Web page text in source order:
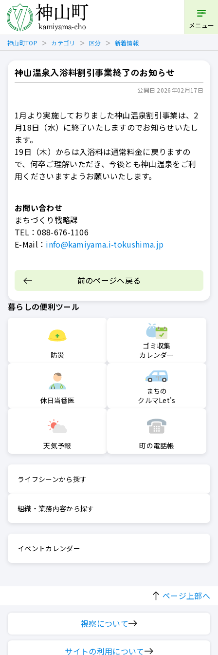
メニュー
神山町TOP カテゴリ 区分 新着情報
神山温泉入浴料割引事業終了のお知らせ
公開日 2026年02月17日
1月より実施しておりました神山温泉割引事業は、2
月18日（水）に終了いたしますのでお知らせいたし
ます。
19日（木）からは入浴料は通常料金に戻りますの
で、何卒ご理解いただき、今後とも神山温泉をご利
用くださいますようお願いいたします。
お問い合わせ
まちづくり戦略課
TEL：088-676-1106
E-Mail： info@kamiyama.i-tokushima.jp
前のページへ戻る
暮らしの便利ツール
防災
ゴミ収集
カレンダー
休日当番医
まちの
クルマLet's
天気予報 町の電話帳
ライフシーンから探す
組織・業務内容から探す
イベントカレンダー
ページ上部へ
視察について
サイトの利用について